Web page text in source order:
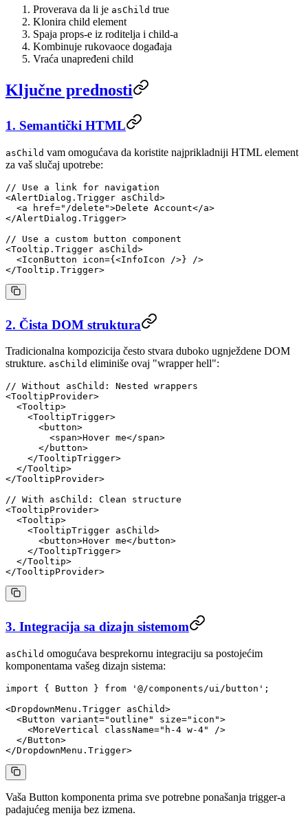
Proverava da li je asChild true
Klonira child element
Spaja props-e iz roditelja i child-a
Kombinuje rukovaoce događaja
Vraća unapređeni child
Ključne prednosti
1. Semantički HTML
asChild vam omogućava da koristite najprikladniji HTML element
za vaš slučaj upotrebe:
// Use a link for navigation
<AlertDialog.Trigger asChild>
  <
a href="/delete">Delete Account</a>
</AlertDialog.Trigger>
// Use a custom button component
<Tooltip.Trigger asChild>
  <
IconButton icon={<InfoIcon />} />
</Tooltip.Trigger>
2. Čista DOM struktura
Tradicionalna kompozicija često stvara duboko ugnježdene DOM
strukture. asChild eliminiše ovaj "wrapper hell":
// Without asChild: Nested wrappers
<TooltipProvider>
  <
Tooltip>
    <
TooltipTrigger>
      <
button>
        <
span>Hover me</span>
      </
button>
    </
TooltipTrigger>
  </
Tooltip>
</TooltipProvider>
// With asChild: Clean structure
<TooltipProvider>
  <
Tooltip>
    <
TooltipTrigger asChild>
      <
button>Hover me</ button>
    </
TooltipTrigger>
  </
Tooltip>
</TooltipProvider>
3. Integracija sa dizajn sistemom
asChild omogućava besprekornu integraciju sa postojećim
komponentama vašeg dizajn sistema:
import { Button } from '@/components/ui/button' ;
<DropdownMenu.Trigger asChild>
  <
Button variant="outline" size="icon">
    <
MoreVertical className="h-4 w-4"
/>
  </
Button>
</DropdownMenu.Trigger>
Vaša Button komponenta prima sve potrebne ponašanja trigger-a
padajućeg menija bez izmena.